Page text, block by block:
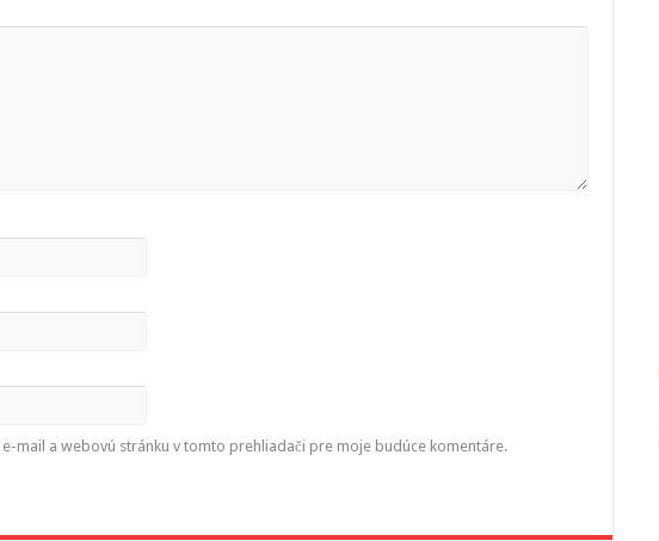
mail a webovú stránku v tomto prehliadači pre moje budúce komentáre.